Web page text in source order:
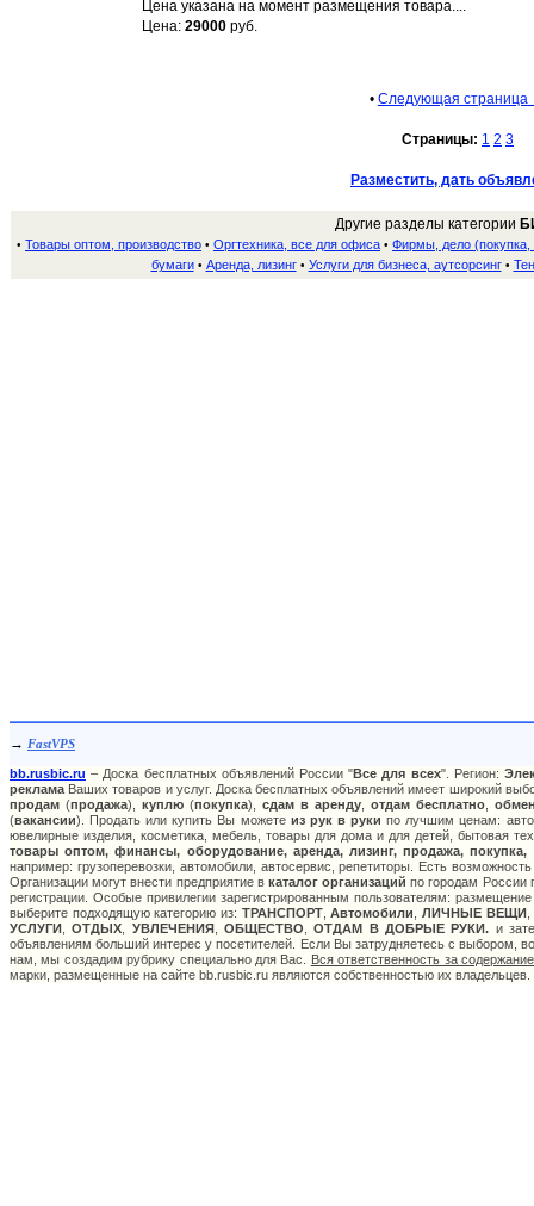
Цена указана на момент размещения товара....
Цена: 29000 руб.
• Следующая
Страницы: 1 2 3
Разместить, дать
Другие разделы категории
• Товары оптом, производство • Оргтехника, все для офиса • Фирмы, дело (покупка,
бумаги• Аренда, лизинг• Услуги для бизнеса, аутсорсинг•
→ FastVPS
bb.rusbic.ru – Доска бесплатных объявлений России "Все для всех". Регион:
реклама Ваших товаров и услуг. Доска бесплатных объявлений имеет широкий
продам (продажа), куплю(покупка), сдам в аренду, отдам бесплатно,
(вакансии). Продать или купить Вы можете из рук в руки по лучшим ценам:
ювелирные изделия, косметика, мебель, товары для дома и для детей, бытовая
товары оптом, финансы, оборудование, аренда, лизинг, продажа, покупка,
например: грузоперевозки, автомобили, автосервис, репетиторы. Есть
Организации могут внести предприятие в каталог организаций по городам России
регистрации. Особые привилегии зарегистрированным пользователям:
выберите подходящую категорию из: ТРАНСПОРТ,Автомобили ,ЛИЧНЫЕ ВЕЩИ,
УСЛУГИ ,ОТДЫХ УВЛЕЧЕНИЯ,ОБЩЕСТВО ,ОТДАМ В ДОБРЫЕ РУКИ. и
объявлениям больший интерес у посетителей. Если Вы затрудняетесь с выбором,
нам, мы создадим рубрику специально для Вас.
Вся ответственность за
марки, размещенные на сайте bb.rusbic.ru являются собственностью их владельцев.